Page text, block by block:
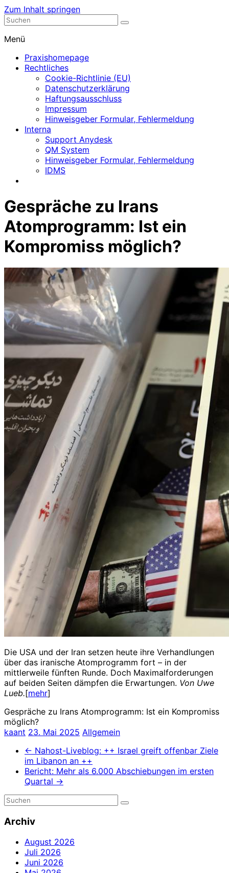
Zum Inhalt springen
Nephrologische Praxis mit Dialyse
Menü
Praxishomepage
Rechtliches
Cookie-Richtlinie (EU)
Datenschutzerklärung
Haftungsausschluss
Impressum
Hinweisgeber Formular, Fehlermeldung
Interna
Support Anydesk
QM System
Hinweisgeber Formular, Fehlermeldung
IDMS
Gespräche zu Irans
Atomprogramm: Ist ein
Kompromiss möglich?
Die USA und der Iran setzen heute ihre Verhandlungen
über das iranische Atomprogramm fort – in der
mittlerweile fünften Runde. Doch Maximalforderungen
auf beiden Seiten dämpfen die Erwartungen. Von Uwe
Lueb.[mehr]
Gespräche zu Irans Atomprogramm: Ist ein Kompromiss
möglich?
kaant 23. Mai 2025 Allgemein
← Nahost-Liveblog: ++ Israel greift offenbar Ziele
im Libanon an ++
Bericht: Mehr als 6.000 Abschiebungen im ersten
Quartal →
Archiv
August 2026
Juli 2026
Juni 2026